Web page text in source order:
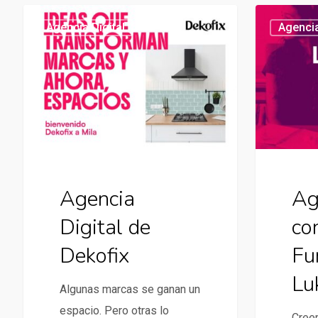
Agencia
Digital
Dekofix
Agencia Digital
Agencia
Digital de
Dekofix
Algunas marcas se ganan un
espacio. Pero otras lo
Agencia
contenidos
de
Fundación
Luksic